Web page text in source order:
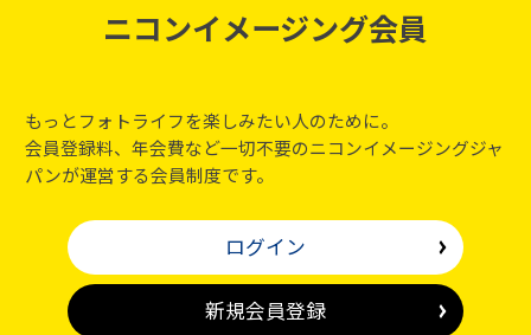
ニコンイメージング会員
もっとフォトライフを楽しみたい人のために。
会員登録料、年会費など一切不要のニコンイメージングジャ
パンが運営する会員制度です。
ログイン
新規会員登録